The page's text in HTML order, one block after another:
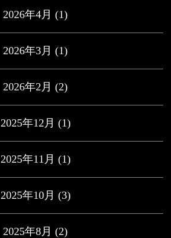
2026年4月 (1)
2026年3月 (1)
2026年2月 (2)
2025年12月 (1)
2025年11月 (1)
2025年10月 (3)
2025年8月 (2)